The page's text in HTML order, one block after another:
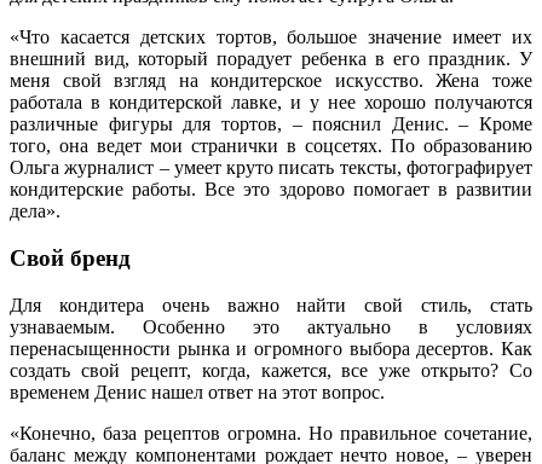
«Что касается детских тортов, большое значение имеет их
внешний вид, который порадует ребенка в его праздник. У
меня свой взгляд на кондитерское искусство. Жена тоже
работала в кондитерской лавке, и у нее хорошо получаются
различные фигуры для тортов, – пояснил Денис. – Кроме
того, она ведет мои странички в соцсетях. По образованию
Ольга журналист – умеет круто писать тексты, фотографирует
кондитерские работы. Все это здорово помогает в развитии
дела».
Свой бренд
Для кондитера очень важно найти свой стиль, стать
узнаваемым. Особенно это актуально в условиях
перенасыщенности рынка и огромного выбора десертов. Как
создать свой рецепт, когда, кажется, все уже открыто? Со
временем Денис нашел ответ на этот вопрос.
«Конечно, база рецептов огромна. Но правильное сочетание,
баланс между компонентами рождает нечто новое, – уверен